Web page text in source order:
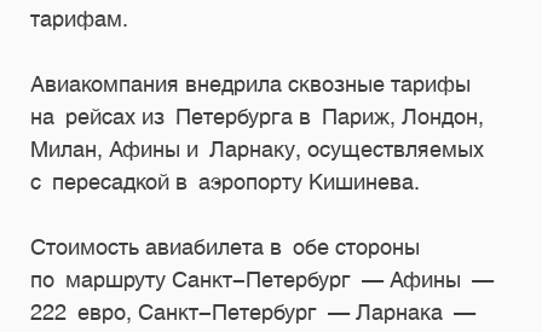
тарифам.
Авиакомпания внедрила сквозные тарифы
на рейсах из Петербурга в Париж, Лондон,
Милан, Афины и Ларнаку, осуществляемых
с пересадкой в аэропорту Кишинева.
Стоимость авиабилета в обе стороны
по маршруту Санкт-Петербург — Афины —
222 евро, Санкт-Петербург — Ларнака —